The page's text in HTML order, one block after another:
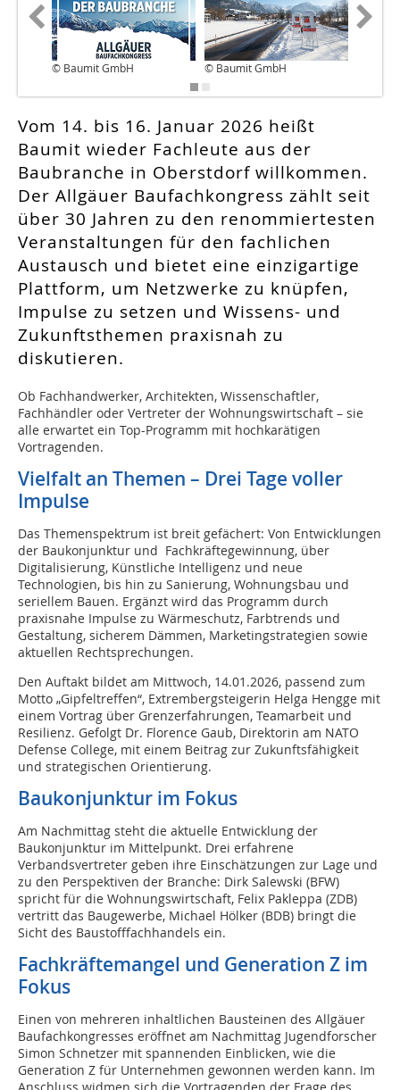
© Baumit GmbH © Baumit GmbH
Vom 14. bis 16. Januar 2026 heißt
Baumit wieder Fachleute aus der
Baubranche in Oberstdorf willkommen.
Der Allgäuer Baufachkongress zählt seit
über 30 Jahren zu den renommiertesten
Veranstaltungen für den fachlichen
Austausch und bietet eine einzigartige
Plattform, um Netzwerke zu knüpfen,
Impulse zu setzen und Wissens- und
Zukunftsthemen praxisnah zu
diskutieren.
Ob Fachhandwerker, Architekten, Wissenschaftler,
Fachhändler oder Vertreter der Wohnungswirtschaft – sie
alle erwartet ein Top-Programm mit hochkarätigen
Vortragenden.
Vielfalt an Themen – Drei Tage voller
Impulse
Das Themenspektrum ist breit gefächert: Von Entwicklungen
der Baukonjunktur und Fachkräftegewinnung, über
Digitalisierung, Künstliche Intelligenz und neue
Technologien, bis hin zu Sanierung, Wohnungsbau und
seriellem Bauen. Ergänzt wird das Programm durch
praxisnahe Impulse zu Wärmeschutz, Farbtrends und
Gestaltung, sicherem Dämmen, Marketingstrategien sowie
aktuellen Rechtsprechungen.
Den Auftakt bildet am Mittwoch, 14.01.2026, passend zum
Motto „Gipfeltreffen“, Extrembergsteigerin Helga Hengge mit
einem Vortrag über Grenzerfahrungen, Teamarbeit und
Resilienz. Gefolgt Dr. Florence Gaub, Direktorin am NATO
Defense College, mit einem Beitrag zur Zukunftsfähigkeit
und strategischen Orientierung.
Baukonjunktur im Fokus
Am Nachmittag steht die aktuelle Entwicklung der
Baukonjunktur im Mittelpunkt. Drei erfahrene
Verbandsvertreter geben ihre Einschätzungen zur Lage und
zu den Perspektiven der Branche: Dirk Salewski (BFW)
spricht für die Wohnungswirtschaft, Felix Pakleppa (ZDB)
vertritt das Baugewerbe, Michael Hölker (BDB) bringt die
Sicht des Baustofffachhandels ein.
Fachkräftemangel und Generation Z im
Fokus
Einen von mehreren inhaltlichen Bausteinen des Allgäuer
Baufachkongresses eröffnet am Nachmittag Jugendforscher
Simon Schnetzer mit spannenden Einblicken, wie die
Generation Z für Unternehmen gewonnen werden kann. Im